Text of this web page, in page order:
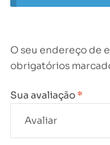
O seu endereço de
obrigatórios
Sua avaliação *